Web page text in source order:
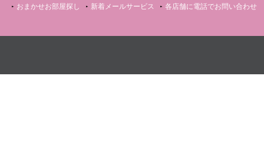
おまかせお部屋探し
新着メールサービス 各店舗に電話でお問い合わせ